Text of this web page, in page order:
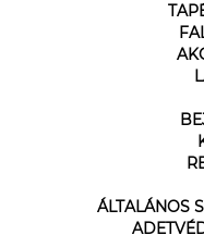
ÁLTALÁNOS